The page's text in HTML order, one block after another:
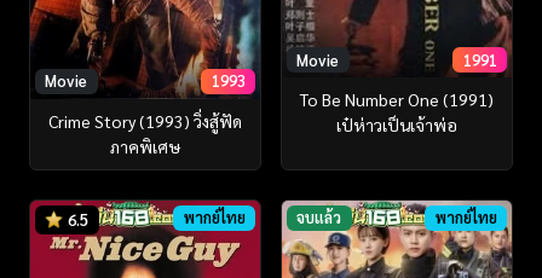
Movie 1993
Crime Story (1993) วิ่งสู้ฟัด
ภาคพิเศษ
Movie 1991
To Be Number One (1991)
เป๋ห่าวเป็นเจ้าพ่อ
6.5 พากย์ไทย จบแล้ว พากย์ไทย